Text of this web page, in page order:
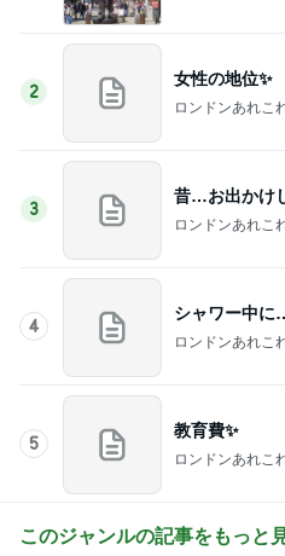
2
女性の地位✨
ロンドンあれこ
3
昔…お出かけ
ロンドンあれこ
4
シャワー中に
ロンドンあれこ
5
教育費✨
ロンドンあれこ
このジャンルの記事をもっと